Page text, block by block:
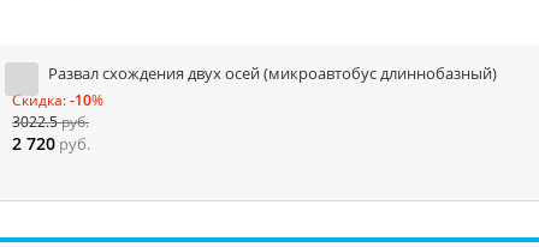
Развал схождения двух осей (микроавтобус длиннобазный)
Скидка:-10%
3022.5руб.
2 720 руб.